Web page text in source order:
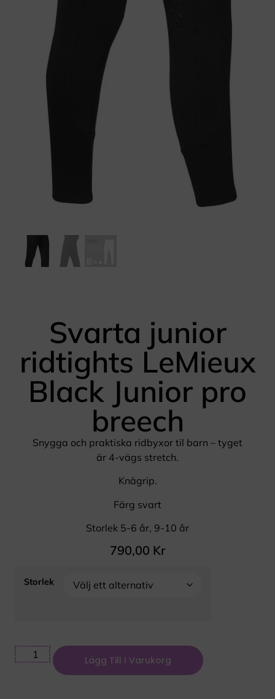
Svarta junior
ridtights LeMieux
Black Junior pro
breech
Snygga och praktiska ridbyxor til barn – tyget
är 4-vägs stretch.
Knägrip.
Färg svart
Storlek 5-6 år, 9-10 år
790,00 Kr
Storlek
Lägg Till I Varukorg